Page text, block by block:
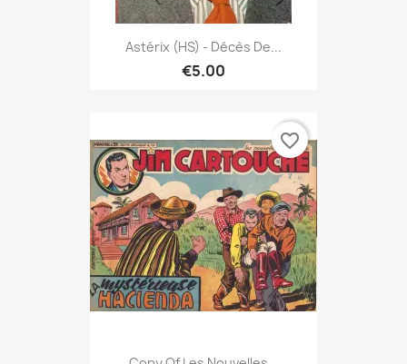
Astérix (HS) - Décès De...
€5.00
favorite_border